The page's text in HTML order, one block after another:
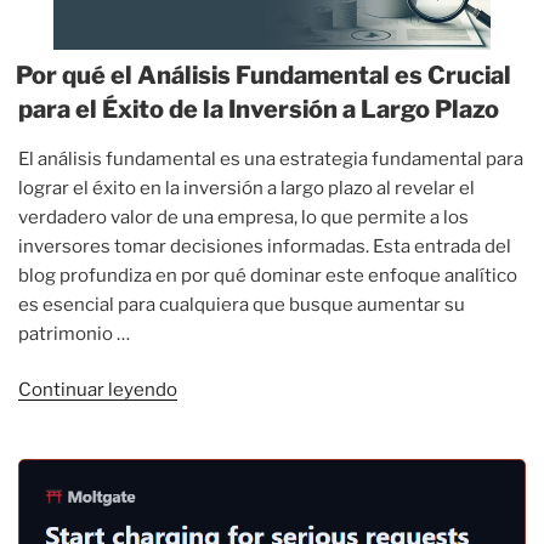
Por qué el Análisis Fundamental es Crucial
para el Éxito de la Inversión a Largo Plazo
El análisis fundamental es una estrategia fundamental para
lograr el éxito en la inversión a largo plazo al revelar el
verdadero valor de una empresa, lo que permite a los
inversores tomar decisiones informadas. Esta entrada del
blog profundiza en por qué dominar este enfoque analítico
es esencial para cualquiera que busque aumentar su
patrimonio …
Continuar leyendo«Por
es